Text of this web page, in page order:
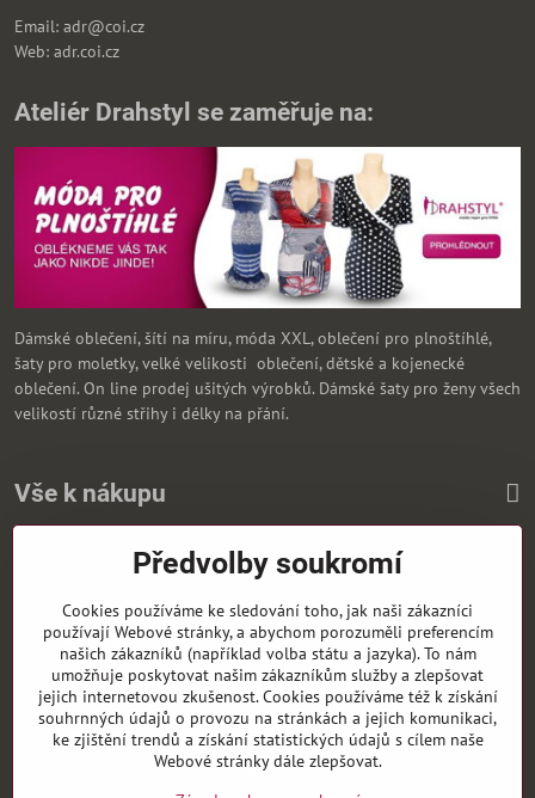
Email: adr@coi.cz
Web: adr.coi.cz
Ateliér Drahstyl se zaměřuje na:
Dámské oblečení, šítí na míru, móda XXL, oblečení pro plnoštíhlé,
šaty pro moletky, velké velikosti oblečení, dětské a kojenecké
oblečení. On line prodej ušitých výrobků. Dámské šaty pro ženy všech
velikostí různé střihy i délky na přání.
Vše k nákupu
Zasíláme i na SlovenskoPředvolby soukromí
Cookies používáme ke sledování toho, jak naši zákazníci
používají Webové stránky, a abychom porozuměli preferencím
našich zákazníků (například volba státu a jazyka). To nám
umožňuje poskytovat našim zákazníkům služby a zlepšovat
jejich internetovou zkušenost. Cookies používáme též k získání
souhrnných údajů o provozu na stránkách a jejich komunikaci,
ke zjištění trendů a získání statistických údajů s cílem naše
Webové stránky dále zlepšovat.